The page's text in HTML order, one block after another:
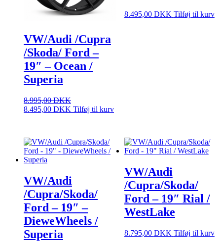
VW/Audi /Cupra
/Skoda/ Ford –
19″ – Ocean /
Superia
8.995,00DKK
Den
8.995,00 DKK.
8.495,00 DKK Den
8.495,00 DKK.
Tilføj til kurv
8.495,00 DKK Tilføj til kurv
VW/Audi
/Cupra/Skoda/
Ford – 19″ –
DieweWheels /
Superia
VW/Audi
/Cupra/Skoda/
Ford – 19″ Rial /
WestLake
8.795,00 DKK Tilføj til kurv